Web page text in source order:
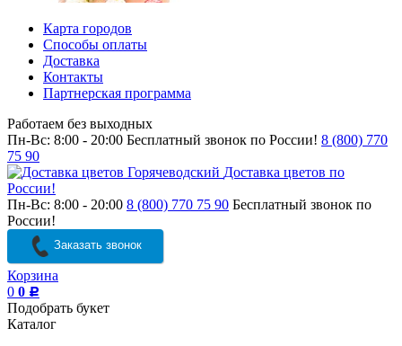
Карта городов
Способы оплаты
Доставка
Контакты
Партнерская программа
Работаем без выходных
Пн-Вс: 8:00 - 20:00 Бесплатный звонок по России! 8 (800) 770
75 90
Доставка цветов по
России!
Пн-Вс: 8:00 - 20:00 8 (800) 770 75 90 Бесплатный звонок по
России!
Заказать звонок
Корзина
0 0 Р
Подобрать букет
Каталог